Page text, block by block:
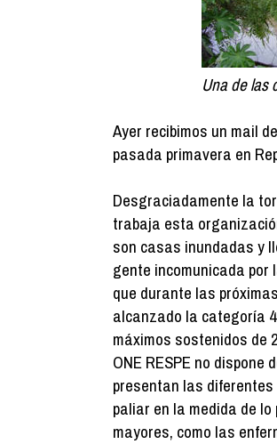
Una de las
Ayer recibimos un mail
pasada primavera en
Desgraciadamente la
trabaja esta
son casas inundadas y
gente incomunicada por
que durante las
alcanzado la categoría
máximos sostenidos de
ONE RESPE no
presentan las
paliar en la medida de
mayores, como las